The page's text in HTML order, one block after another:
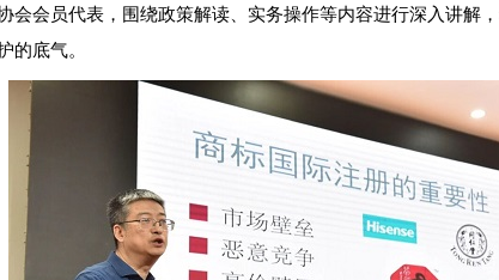
会会员代表，围绕政策解读、实务操作等内容进行深入讲解
的底气。